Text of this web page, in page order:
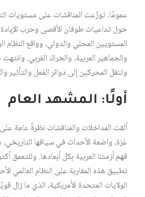
عمومًا، توزّعت المناقشات على مستويات
حول تداعيات طوفان الأقصى وحرب
المستويين المحلي والدولي، وواقع النظام
والجماهير العربية، والحراك الغربي.
وتنقل المحركين إلى دوائر الفعل والتأثير
أولًا: المشهد العام
ألقت المداخلات والمناقشات نظرةً عامة
غزة، واضعة الأحداث في سياقها
فهم أزمتنا العربية بكل أبعادها. وللتعمق
تطبيق هذه المقاربة على النظام العالمي
الولايات المتحدة الأمريكية، الذي ما زال